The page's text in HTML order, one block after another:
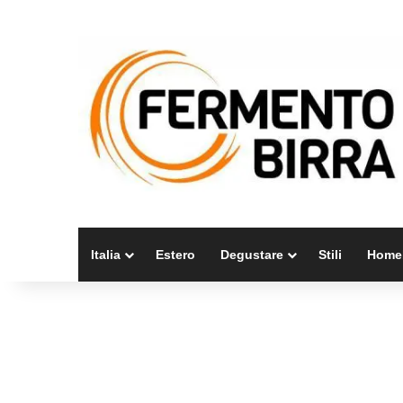
Italia Estero Degustare Stili